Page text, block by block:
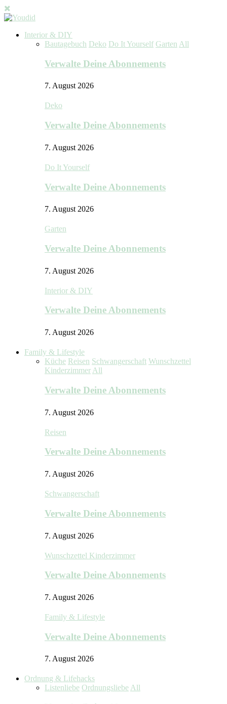
Interior & DIY
Bautagebuch Deko Do It Yourself Garten All
Verwalte Deine Abonnements
7. August 2026
Deko
Verwalte Deine Abonnements
7. August 2026
Do It Yourself
Verwalte Deine Abonnements
7. August 2026
Garten
Verwalte Deine Abonnements
7. August 2026
Interior & DIY
Verwalte Deine Abonnements
7. August 2026
Family & Lifestyle
Küche Reisen Schwangerschaft Wunschzettel
Kinderzimmer All
Verwalte Deine Abonnements
7. August 2026
Reisen
Verwalte Deine Abonnements
7. August 2026
Schwangerschaft
Verwalte Deine Abonnements
7. August 2026
Wunschzettel Kinderzimmer
Verwalte Deine Abonnements
7. August 2026
Family & Lifestyle
Verwalte Deine Abonnements
7. August 2026
Ordnung & Lifehacks
Listenliebe Ordnungsliebe All